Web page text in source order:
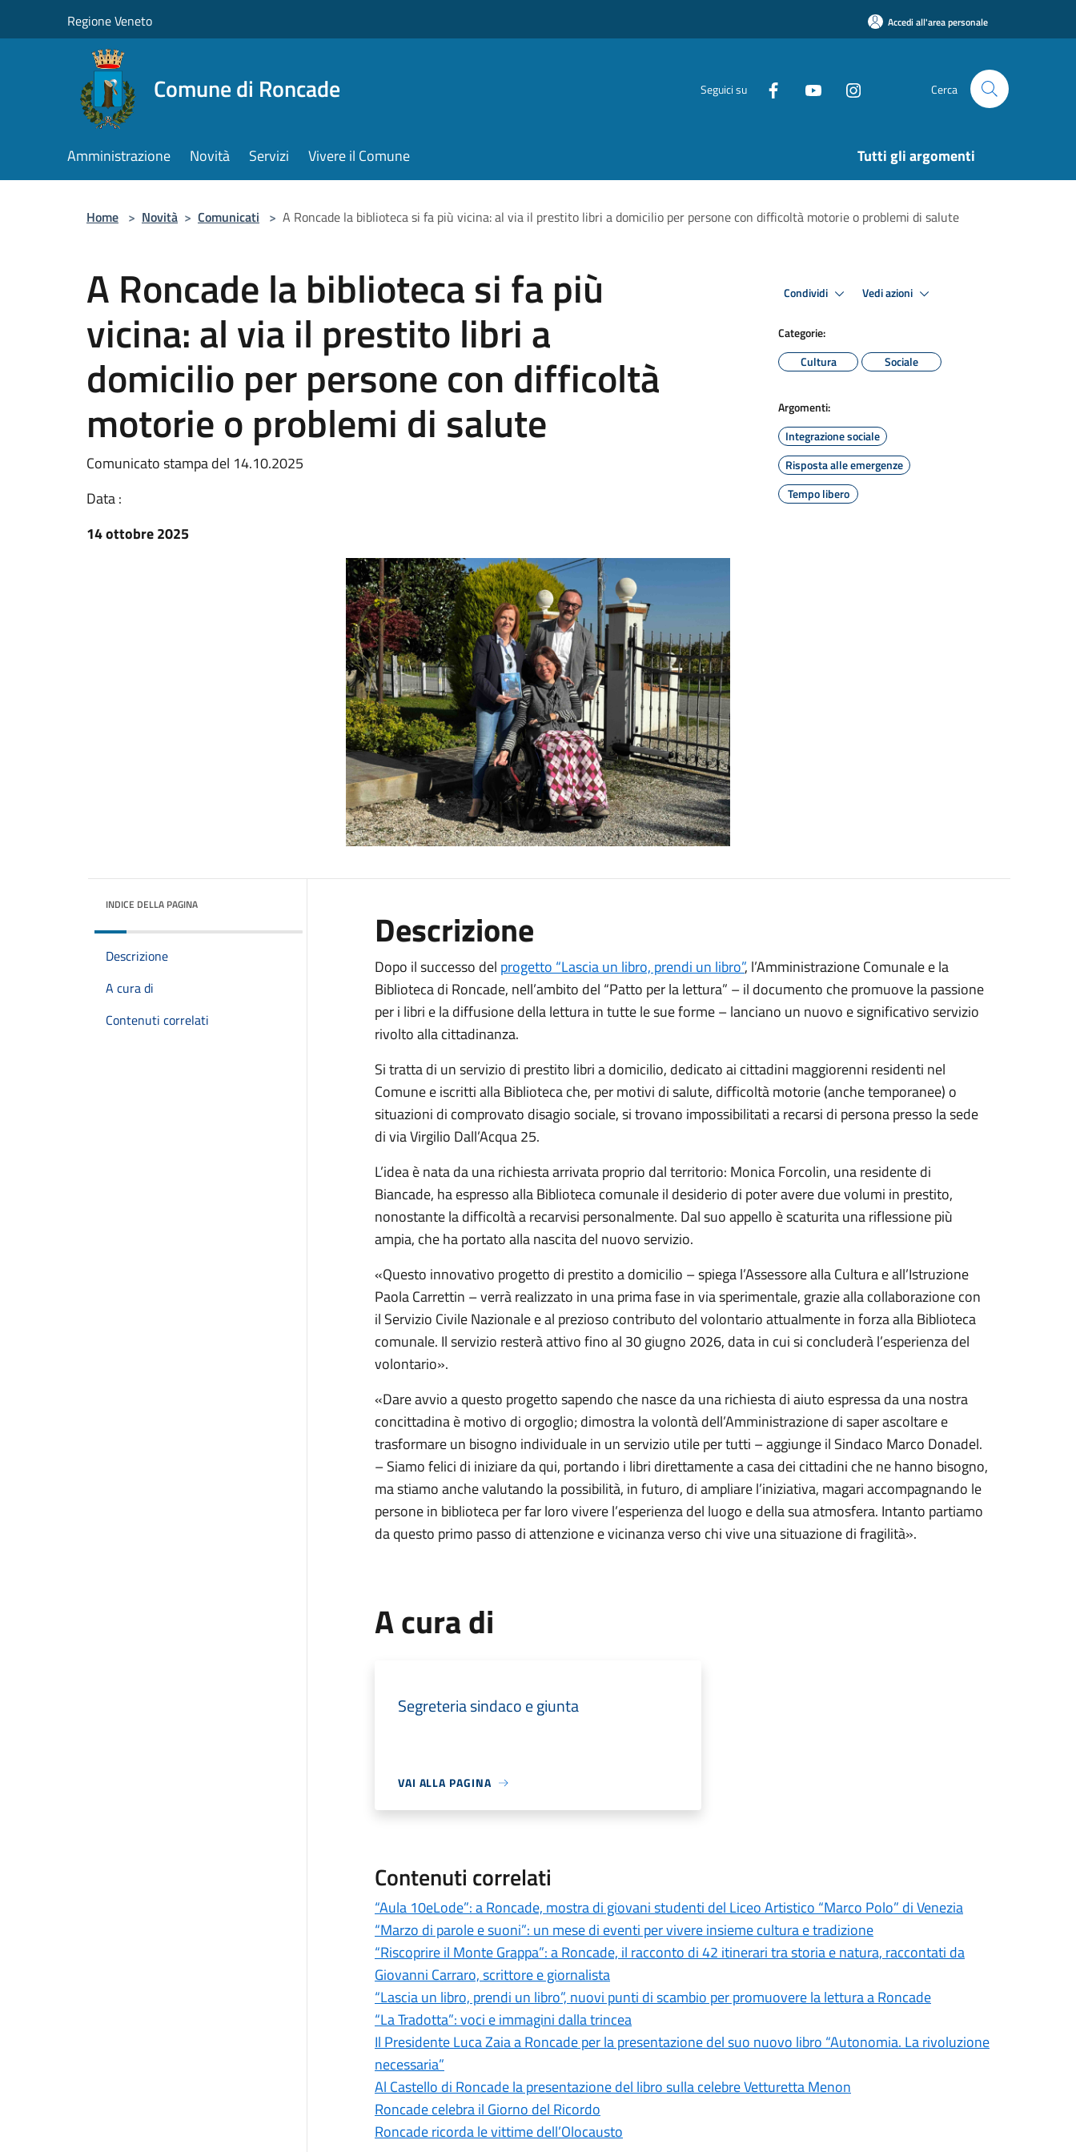
Regione Veneto Accedi all'area personale
Comune di Roncade Seguici su Cerca
Amministrazione Novità Servizi Vivere il Comune Tutti gli argomenti
Home > Novità > Comunicati > A Roncade la biblioteca si fa più vicina: al via il prestito libri a domicilio per persone con difficoltà motorie o problemi di salute
A Roncade la biblioteca si fa più
vicina: al via il prestito libri a
domicilio per persone con difficoltà
motorie o problemi di salute
Comunicato stampa del 14.10.2025
Data :
14 ottobre 2025
Condividi Vedi azioni
Categorie:
Cultura
Sociale
Argomenti:
Integrazione sociale
Risposta alle emergenze
Tempo libero
INDICE DELLA PAGINA
Descrizione
A cura di
Contenuti correlati
Descrizione
Dopo il successo del progetto “Lascia un libro, prendi un libro”, l’Amministrazione Comunale e la
Biblioteca di Roncade, nell’ambito del “Patto per la lettura” – il documento che promuove la passione
per i libri e la diffusione della lettura in tutte le sue forme – lanciano un nuovo e significativo servizio
rivolto alla cittadinanza.
Si tratta di un servizio di prestito libri a domicilio, dedicato ai cittadini maggiorenni residenti nel
Comune e iscritti alla Biblioteca che, per motivi di salute, difficoltà motorie (anche temporanee) o
situazioni di comprovato disagio sociale, si trovano impossibilitati a recarsi di persona presso la sede
di via Virgilio Dall’Acqua 25.
L’idea è nata da una richiesta arrivata proprio dal territorio: Monica Forcolin, una residente di
Biancade, ha espresso alla Biblioteca comunale il desiderio di poter avere due volumi in prestito,
nonostante la difficoltà a recarvisi personalmente. Dal suo appello è scaturita una riflessione più
ampia, che ha portato alla nascita del nuovo servizio.
«Questo innovativo progetto di prestito a domicilio – spiega l’Assessore alla Cultura e all’Istruzione
Paola Carrettin – verrà realizzato in una prima fase in via sperimentale, grazie alla collaborazione con
il Servizio Civile Nazionale e al prezioso contributo del volontario attualmente in forza alla Biblioteca
comunale. Il servizio resterà attivo fino al 30 giugno 2026, data in cui si concluderà l’esperienza del
volontario».
«Dare avvio a questo progetto sapendo che nasce da una richiesta di aiuto espressa da una nostra
concittadina è motivo di orgoglio; dimostra la volontà dell’Amministrazione di saper ascoltare e
trasformare un bisogno individuale in un servizio utile per tutti – aggiunge il Sindaco Marco Donadel.
– Siamo felici di iniziare da qui, portando i libri direttamente a casa dei cittadini che ne hanno bisogno,
ma stiamo anche valutando la possibilità, in futuro, di ampliare l’iniziativa, magari accompagnando le
persone in biblioteca per far loro vivere l’esperienza del luogo e della sua atmosfera. Intanto partiamo
da questo primo passo di attenzione e vicinanza verso chi vive una situazione di fragilità».
A cura di
Segreteria sindaco e giunta
VAI ALLA PAGINA
Contenuti correlati
“Aula 10eLode”: a Roncade, mostra di giovani studenti del Liceo Artistico “Marco Polo” di Venezia
“Marzo di parole e suoni”: un mese di eventi per vivere insieme cultura e tradizione
“Riscoprire il Monte Grappa”: a Roncade, il racconto di 42 itinerari tra storia e natura, raccontati da
Giovanni Carraro, scrittore e giornalista
“Lascia un libro, prendi un libro”, nuovi punti di scambio per promuovere la lettura a Roncade
“La Tradotta”: voci e immagini dalla trincea
Il Presidente Luca Zaia a Roncade per la presentazione del suo nuovo libro “Autonomia. La rivoluzione
necessaria”
Al Castello di Roncade la presentazione del libro sulla celebre Vetturetta Menon
Roncade celebra il Giorno del Ricordo
Roncade ricorda le vittime dell’Olocausto